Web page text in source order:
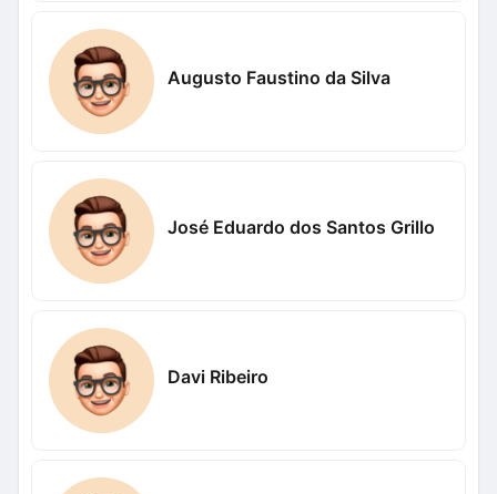
Augusto Faustino da Silva
José Eduardo dos Santos Grillo
Davi Ribeiro